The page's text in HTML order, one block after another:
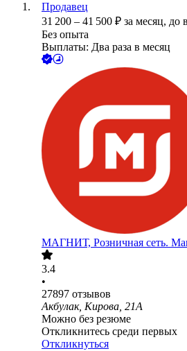
Продавец
31 200 – 41 500 ₽ за месяц, до
Без опыта
Выплаты: Два раза в месяц
МАГНИТ, Розничная сеть.
3.4
•
27897 отзывов
Акбулак, Кирова, 21А
Можно без резюме
Откликнитесь среди первых
Откликнуться